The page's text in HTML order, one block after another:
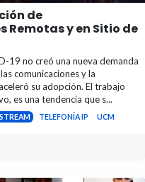
de
Remotas y en Sitio de
19 no creó una nueva demanda
comunicaciones y la
su adopción. El trabajo
es una tendencia que s...
TELEFONÍA IP UCM